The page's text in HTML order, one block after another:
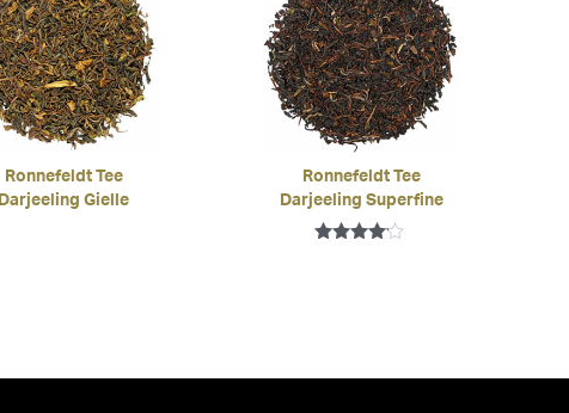
Ronnefeldt Tee
Darjeeling Gielle
Ronnefeldt Tee
Darjeeling Superfine